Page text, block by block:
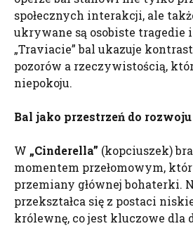
społecznych interakcji, ale
ukrywane są osobiste tragedie
„Traviacie” bal ukazuje
pozorów a rzeczywistością,
niepokoju.
Bal jako przestrzeń do
W „Cinderella” (kopciuszek)
momentem przełomowym,
przemiany głównej bohaterki.
przekształca się z postaci
królewnę, co jest kluczowe dla